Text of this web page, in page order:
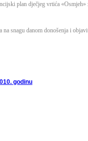
plan dječjeg vrtića «Osmjeh»
danom donošenja i objavit
godinu